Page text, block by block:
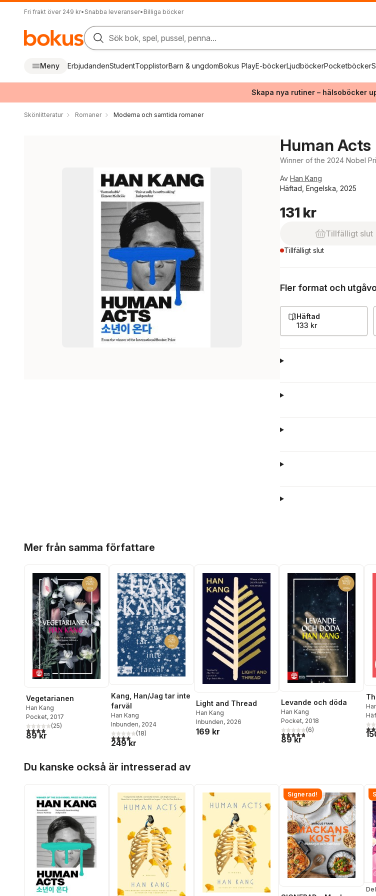
Fri frakt över 249 kr• Snabba leveranser• Billiga böcker
Sök bok, spel, pussel, penna...
Meny ErbjudandenStudentTopplistorBarn & ungdomBokus PlayE-böckerLjudböckerPocketböcker
Skapa nya rutiner – hälsoböcker
Skönlitteratur Romaner Moderna och samtida romaner
Human Acts
Winner of the 2024 Nobel
Av Han Kang
Häftad, Engelska, 2025
131 kr
Tillfälligt slut
Tillfälligt slut
Fler format och
Häftad
133 kr
Mer från samma författare
Vegetarianen
Han Kang
Pocket, 2017
3,9utav 5 stjärnor. Totalt antal röster:
(25)
89 kr
Kang, Han/Jag tar inte
farväl
Han Kang
Inbunden, 2024
4,0utav 5 stjärnor. Totalt antal röster:
(18)
249 kr
Light and Thread
Han Kang
Inbunden, 2026
169 kr
Levande och döda
Han Kang
Pocket, 2018
4,8utav 5 stjärnor. Totalt antal
(6)
89 kr
4,0
Du kanske också är intresserad av
Signerad!